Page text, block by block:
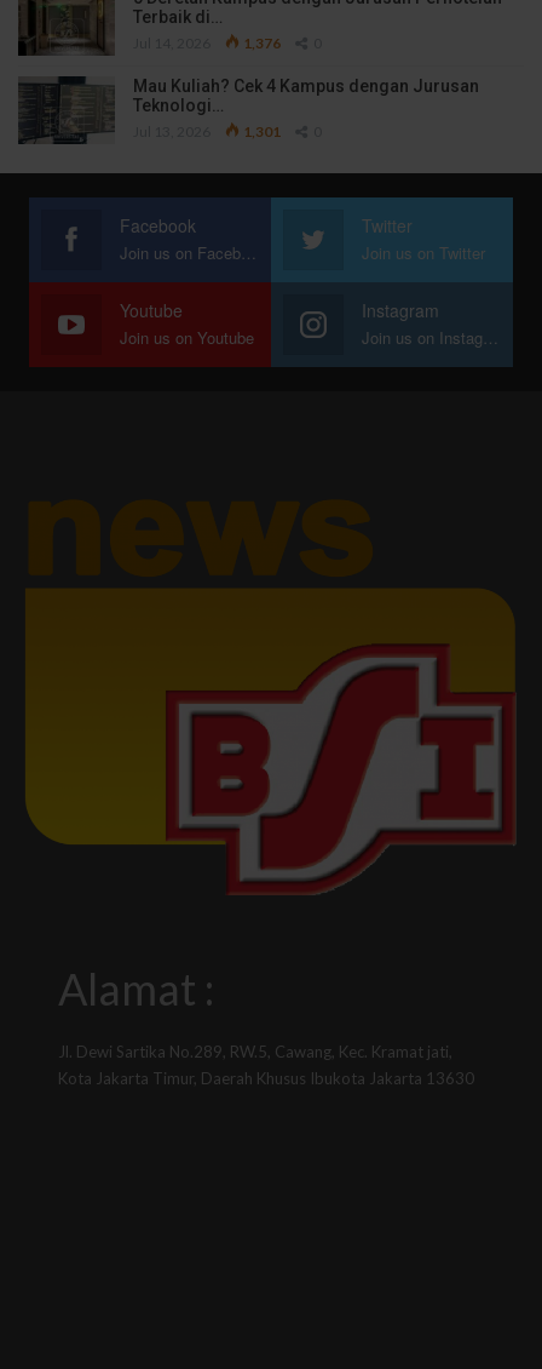
Terbaik di…
1,376
Mau Kuliah? Cek 4 Kampus dengan Jurusan
Teknologi…
1,301
Facebook
Join us on Facebook
Twitter
Join us on Twitter
Youtube
Join us on Youtube
Instagram
Join us on Instagram
Alamat :
Jl. Dewi Sartika No.289, RW.5, Cawang, Kec. Kramat jati,
Kota Jakarta Timur, Daerah Khusus Ibukota Jakarta 13630